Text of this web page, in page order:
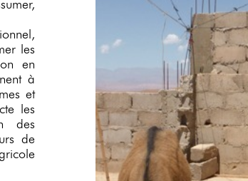
les
en
à
et
les
des
de